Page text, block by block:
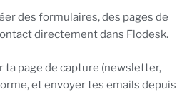
des formulaires, des pages de
directement dans Flodesk.
ta page de capture (newsletter,
et envoyer tes emails depuis